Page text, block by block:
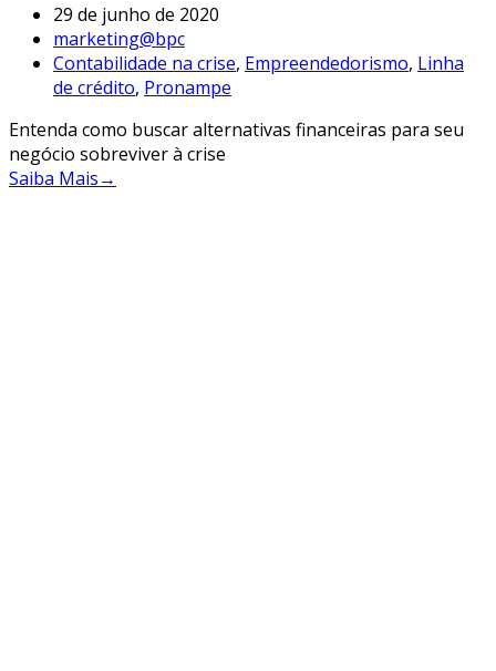
29 de junho de 2020
marketing@bpc
Contabilidade na crise, Empreendedorismo, Linha
de crédito, Pronampe
Entenda como buscar alternativas financeiras para seu
negócio sobreviver à crise
Saiba Mais→